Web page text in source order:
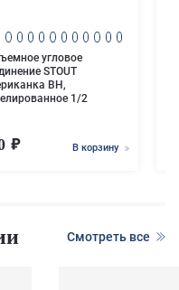
угловое
STOUT
ВН,
1/2
В корзину
Смотреть все